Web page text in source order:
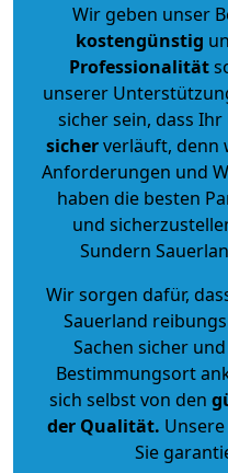
Wir geben unser
kostengünstig
Professionalität
unserer
sicher sein, dass Ihr
sicherverläuft, denn
Anforderungen und
haben die besten
und
Sundern
Wir sorgen dafür,
Sauerland
Sachen sicher
Bestimmungsort
sich selbst von den
der Qualität.
Sie